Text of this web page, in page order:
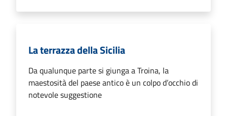
La terrazza della Sicilia
Da qualunque parte si giunga a Troina, la
maestosità del paese antico è un colpo d’occhio di
notevole suggestione